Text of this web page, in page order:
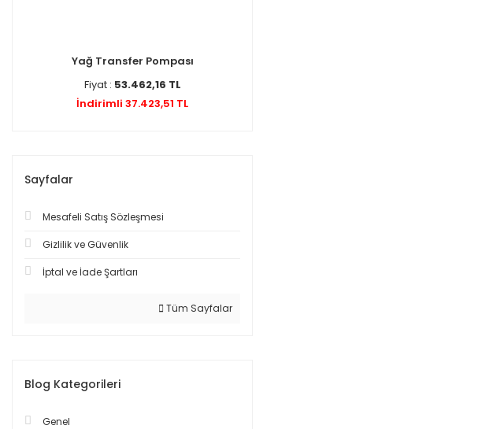
Yağ Transfer Pompası
Fiyat : 53.462,16 TL
İndirimli 37.423,51 TL
Sayfalar
Mesafeli Satış Sözleşmesi
Gizlilik ve Güvenlik
İptal ve İade Şartları
Tüm Sayfalar
Blog Kategorileri
Genel